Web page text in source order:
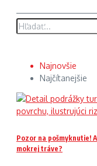
Hľadať:
Najnovšie
Najčítanejšie
Pozor na pošmyknutie!
mokrej tráve?